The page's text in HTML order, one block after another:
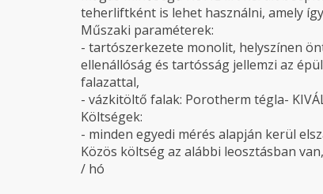
teherliftként is lehet használni, amely
Műszaki paraméterek:
- tartószerkezete monolit, helyszínen
ellenállóság és tartósság jellemzi az
falazattal,
- vázkitöltő falak: Porotherm tégla-
Költségek:
- minden egyedi mérés alapján kerül
Közös költség az alábbi leosztásban
/ hó